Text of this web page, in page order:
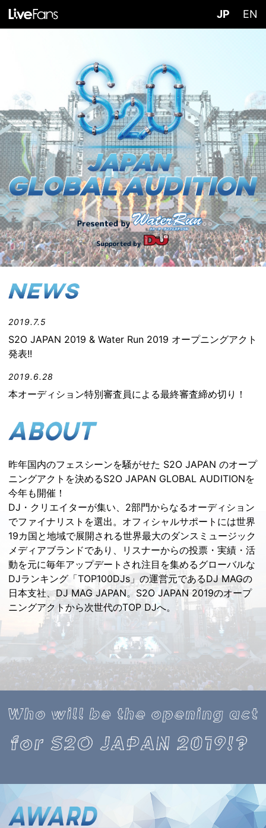
JP EN
2019.7.5
S2O JAPAN 2019 & Water Run 2019 オープニングアクト
発表!!
2019.6.28
本オーディション特別審査員による最終審査締め切り！
二次審査通過者を発表！
2019.6.10
BIG NEWS!! 今年の特別賞「Water Run賞」で、7月27日
or 28日 Water Run Festival 2019に出演確定！
2019.6.10
WEB投票の二次審査終了！
2019.6.3
一次審査通過者を発表！
2019.5.28
本オーディション応募締め切り！
2019.5.14
S2O JAPAN GLOBAL AUDITION Presented by WATER
RUN Supported by DJ MAG JAPAN 応募開始
2019.5.8
S2O JAPAN GLOBAL AUDITION Presented by WATER
RUN Supported by DJ MAG JAPAN開催決定
昨年国内のフェスシーンを騒がせた S2O JAPAN のオープ
ニングアクトを決めるS2O JAPAN GLOBAL AUDITIONを
今年も開催！
DJ・クリエイターが集い、2部門からなるオーディション
でファイナリストを選出。オフィシャルサポートには世界
19カ国と地域で展開される世界最大のダンスミュージック
メディアブランドであり、リスナーからの投票・実績・活
動を元に毎年アップデートされ注目を集めるグローバルな
DJランキング「TOP100DJs」の運営元であるDJ MAGの
日本支社、DJ MAG JAPAN。S2O JAPAN 2019のオープ
ニングアクトから次世代のTOP DJへ。